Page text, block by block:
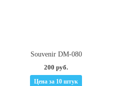
Souvenir DM-080
200 руб.
Цена за 10 штук